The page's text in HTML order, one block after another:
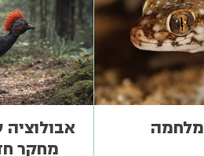
אבולוציה
מחקר